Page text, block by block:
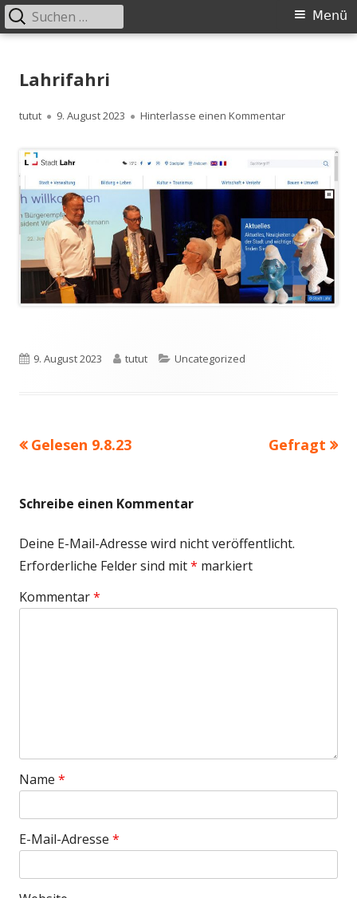
zum
Primäres
Menü
Suchen
nach:
Lahrifahri
Autor
tutut
Veröffentlicht
9. August 2023 Hinterlasse einen Kommentarzu Lahrifahri
Veröffentlicht
9. August 2023 Autor
tutut Kategorien
Uncategorized
Beitragsnavigation
Vorheriger
Gelesen 9.8.23
Nächster
Gefragt
Schreibe einen Kommentar
Deine E-Mail-Adresse wird nicht veröffentlicht.
Erforderliche Felder sind mit* markiert
Kommentar*
Name *
E-Mail-Adresse *